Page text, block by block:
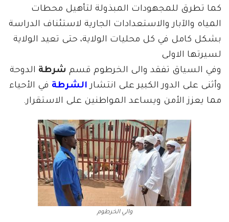
كما تطرق للمجهودات المبذولة لتأهيل محطات
المياه والآبار والاستعدادات الجارية لاستئناف الدراسة
بشكل كامل في كل محليات الولاية، حتى تعيد الولاية
لسيرتها الاولى
وفي السياق تفقد والى الخرطوم قسم شرطة الدوحة
وأثنى على الدور الكبير على انتشار الشرطة في الأحياء
مما يعزز الأمن ويساعد المواطنين على الاستقرار.
والي الخرطوم